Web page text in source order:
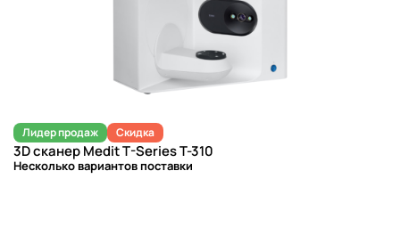
Лидер продаж Скидка
3D сканер Medit T-Series T-310
Несколько вариантов поставки